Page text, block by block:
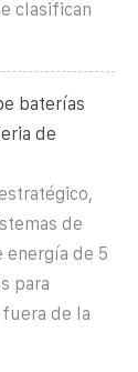
clasifican
baterías
de
de
energía de 5
para
de la